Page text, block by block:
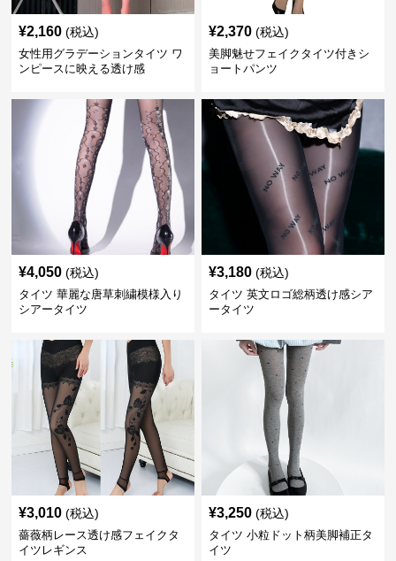
¥2,160 (税込)
女性用グラデーションタイツ ワ
ンピースに映える透け感
¥2,370 (税込)
美脚魅せフェイクタイツ付きシ
ョートパンツ
¥4,050 (税込)
タイツ 華麗な唐草刺繍模様入り
シアータイツ
¥3,180 (税込)
タイツ 英文ロゴ総柄透け感シア
ータイツ
¥3,010 (税込)
薔薇柄レース透け感フェイクタ
イツレギンス
¥3,250 (税込)
タイツ 小粒ドット柄美脚補正タ
イツ